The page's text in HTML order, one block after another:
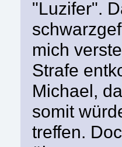
"Luzifer".
mich
Strafe
Michael,
somit
treffen.